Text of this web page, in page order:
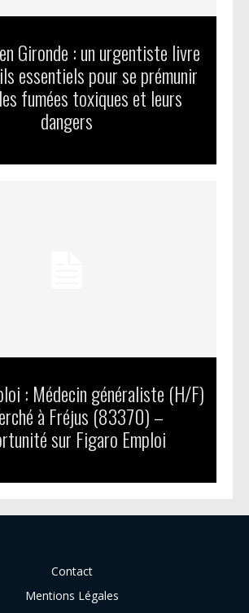
Gironde : un urgentiste livre
essentiels pour se prémunir
fumées toxiques et leurs
dangers
: Médecin généraliste (H/F)
à Fréjus (83370) –
sur Figaro Emploi
Contact
Mentions Légales